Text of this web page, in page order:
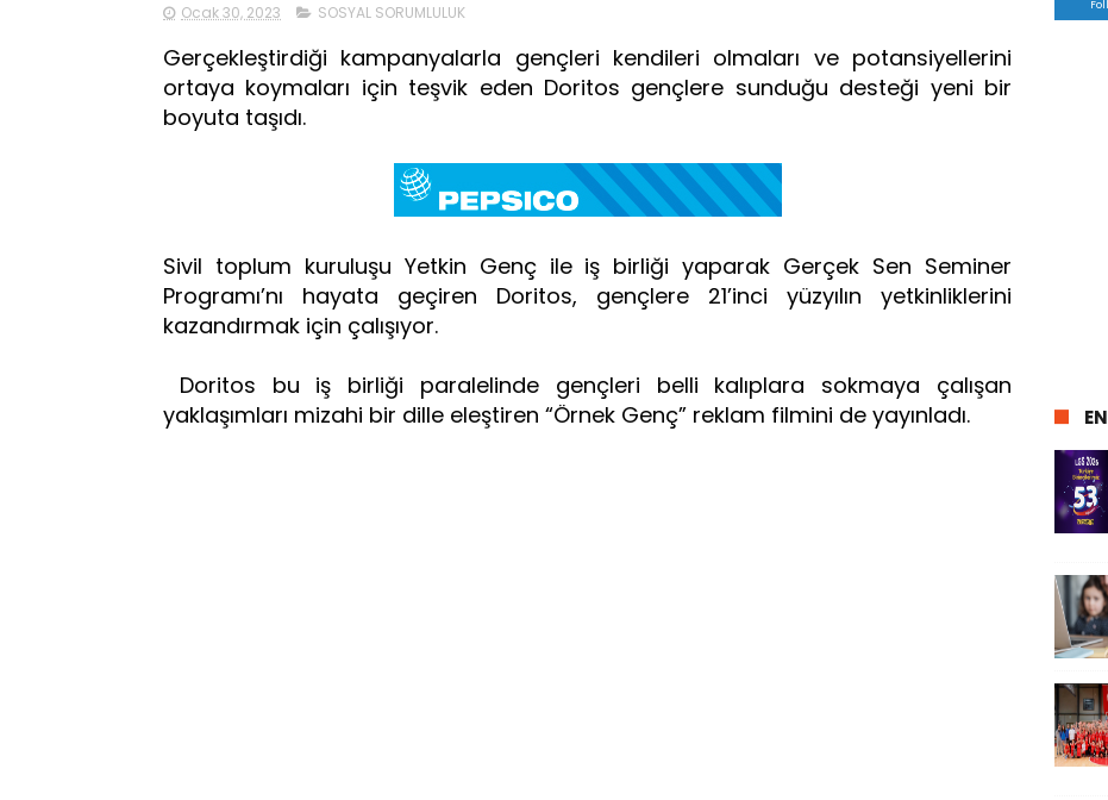
Ocak 30, 2023 SOSYAL SORUMLULUK
Gerçekleştirdiği kampanyalarla gençleri kendileri olmaları ve potansiyellerini
ortaya koymaları için teşvik eden Doritos gençlere sunduğu desteği yeni bir
boyuta taşıdı.
Sivil toplum kuruluşu Yetkin Genç ile iş birliği yaparak Gerçek Sen Seminer
Programı’nı hayata geçiren Doritos, gençlere 21’inci yüzyılın yetkinliklerini
kazandırmak için çalışıyor.
Doritos bu iş birliği paralelinde gençleri belli kalıplara sokmaya çalışan
yaklaşımları mizahi bir dille eleştiren “Örnek Genç” reklam filmini de yayınladı.